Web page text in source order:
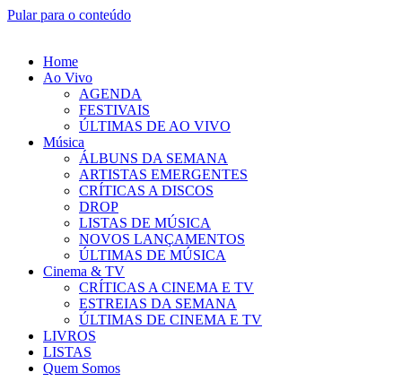
Pular para o conteúdo
Home
Ao Vivo
AGENDA
FESTIVAIS
ÚLTIMAS DE AO VIVO
Música
ÁLBUNS DA SEMANA
ARTISTAS EMERGENTES
CRÍTICAS A DISCOS
DROP
LISTAS DE MÚSICA
NOVOS LANÇAMENTOS
ÚLTIMAS DE MÚSICA
Cinema & TV
CRÍTICAS A CINEMA E TV
ESTREIAS DA SEMANA
ÚLTIMAS DE CINEMA E TV
LIVROS
LISTAS
Quem Somos